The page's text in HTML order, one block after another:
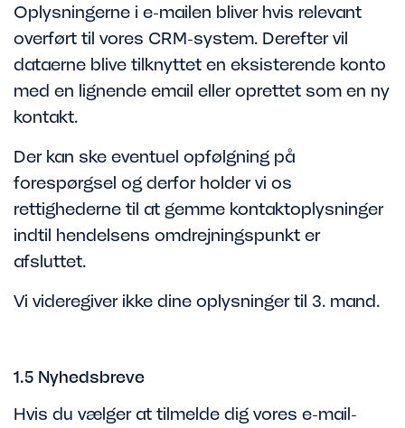
Oplysningerne i e-mailen bliver hvis relevant
overført til vores CRM-system. Derefter vil
dataerne blive tilknyttet en eksisterende konto
med en lignende email eller oprettet som en ny
kontakt.
Der kan ske eventuel opfølgning på
forespørgsel og derfor holder vi os
rettighederne til at gemme kontaktoplysninger
indtil hendelsens omdrejningspunkt er
afsluttet.
Vi videregiver ikke dine oplysninger til 3. mand.
1.5 Nyhedsbreve
Hvis du vælger at tilmelde dig vores e-mail-